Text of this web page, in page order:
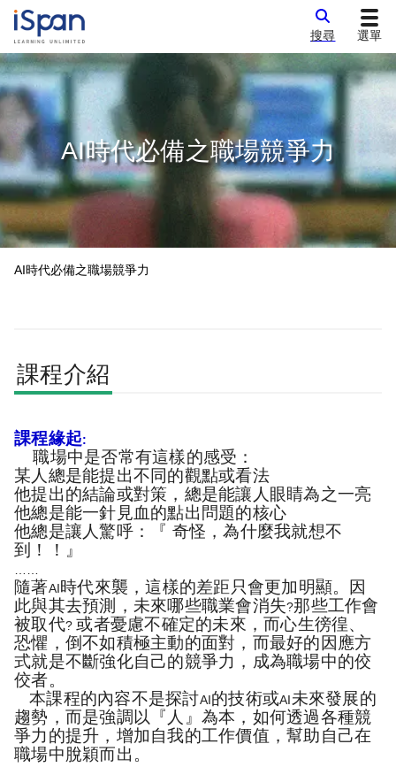
搜尋 選單
AI時代必備之職場競爭力
AI時代必備之職場競爭力
課程介紹
課程緣起:
職場中是否常有這樣的感受：
某人總是能提出不同的觀點或看法
他提出的結論或對策，總是能讓人眼睛為之一亮
他總是能一針見血的點出問題的核心
他總是讓人驚呼：『 奇怪，為什麼我就想不
到！！』
……
隨著AI時代來襲，這樣的差距只會更加明顯。因
此與其去預測，未來哪些職業會消失?那些工作會
被取代?或者憂慮不確定的未來，而心生徬徨、
恐懼，倒不如積極主動的面對，而最好的因應方
式就是不斷強化自己的競爭力，成為職場中的佼
佼者。
本課程的內容不是探討AI的技術或AI未來發展的
趨勢，而是強調以『人』為本，如何透過各種競
爭力的提升，增加自我的工作價值，幫助自己在
職場中脫穎而出。